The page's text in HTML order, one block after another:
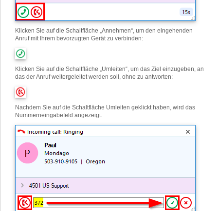
Klicken Sie auf die Schaltfläche „Annehmen“, um den eingehenden
Anruf mit Ihrem bevorzugten Gerät zu verbinden:
Klicken Sie auf die Schaltfläche „Umleiten“, um das Ziel einzugeben, an
das der Anruf weitergeleitet werden soll, ohne zu antworten:
Nachdem Sie auf die Schaltfläche Umleiten geklickt haben, wird das
Nummerneingabefeld angezeigt.